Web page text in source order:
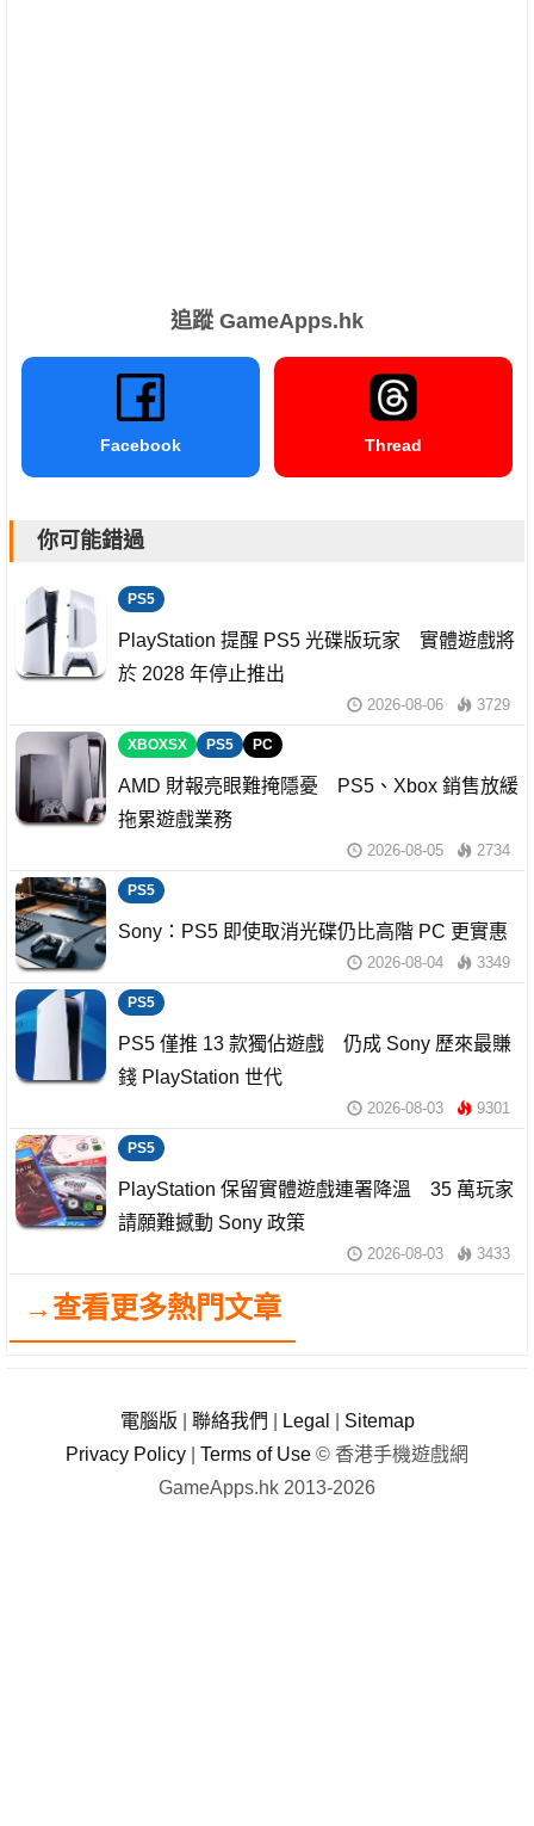
追蹤 GameApps.hk
Facebook Thread
你可能錯過
PS5
PlayStation 提醒 PS5 光碟版玩家 實體遊戲將
於 2028 年停止推出
2026-08-06 3729
XBOXSX PS5 PC
AMD 財報亮眼難掩隱憂 PS5、Xbox 銷售放緩
拖累遊戲業務
2026-08-05 2734
PS5
Sony：PS5 即使取消光碟仍比高階 PC 更實惠
2026-08-04 3349
PS5
PS5 僅推 13 款獨佔遊戲 仍成 Sony 歷來最賺
錢 PlayStation 世代
2026-08-03 9301
PS5
PlayStation 保留實體遊戲連署降溫 35 萬玩家
請願難撼動 Sony 政策
2026-08-03 3433
→查看更多熱門文章
電腦版 聯絡我們 Legal
Sitemap
Privacy Policy
Terms of Use © 香港手機遊戲網
GameApps.hk 2013-2026